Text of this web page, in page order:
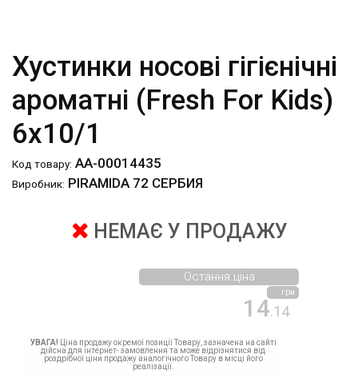
Хустинки носові гігієнічні
ароматні (Fresh For Kids)
6x10/1
Код товару: АА-00014435
Виробник: PIRAMIDA 72 СЕРБИЯ
НЕМАЄ У ПРОДАЖУ
14.14
грн
Остання ціна
УВАГА! Ціна продажу окремої позиції Товару, зазначена на сайті
дійсна для інтернет- замовлення та може відрізнятися від
роздрібної ціни продажу аналогічного Товару в місці його
реалізації.